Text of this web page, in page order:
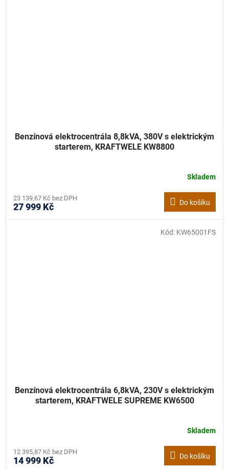
Benzínová elektrocentrála 8,8kVA, 380V s elektrickým
starterem, KRAFTWELE KW8800
Skladem
23 139,67 Kč bez DPH
27 999 Kč Do košíku
Benzínová elektrocentrála 6,8kVA, 230V s elektrickým
starterem, KRAFTWELE SUPREME KW6500
Skladem
12 395,87 Kč bez DPH
14 999 Kč Do košíku
Kód: KW65001FS